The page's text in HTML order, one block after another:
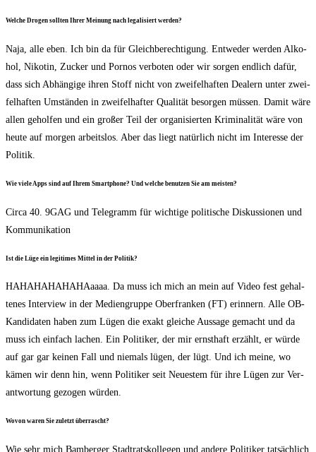
Wel­che Dro­gen soll­ten Ihrer Mei­nung nach lega­li­siert werden?
Naja, alle eben. Ich bin da für Gleich­be­rech­ti­gung. Ent­we­der wer­den Alko­
hol, Niko­tin, Zucker und Por­nos ver­bo­ten oder wir sor­gen end­lich dafür,
dass sich Abhän­gi­ge ihren Stoff nicht von zwei­fel­haf­ten Dea­lern unter zwei­
fel­haf­ten Umstän­den in zwei­fel­haf­ter Qua­li­tät besor­gen müs­sen. Damit wäre
allen gehol­fen und ein gro­ßer Teil der orga­ni­sier­ten Kri­mi­na­li­tät wäre von
heu­te auf mor­gen arbeits­los. Aber das liegt natür­lich nicht im Inter­es­se der
Politik.
Wie vie­le Apps sind auf Ihrem Smart­phone? Und wel­che benut­zen Sie am meisten?
Cir­ca 40. 9GAG und Tele­gramm für wich­ti­ge poli­ti­sche Dis­kus­sio­nen und
Kommunikation
Ist die Lüge ein legi­ti­mes Mit­tel in der Politik?
HAHA­HA­HA­HA­HAaaaa. Da muss ich mich an mein auf Video fest gehal­
te­nes Inter­view in der Medi­en­grup­pe Ober­fran­ken (FT) erin­nern. Alle OB-
Kan­di­da­ten haben zum Lügen die exakt glei­che Aus­sa­ge gemacht und da
muss ich ein­fach lachen. Ein Poli­ti­ker, der mir ernst­haft erzählt, er wür­de
auf gar gar kei­nen Fall und nie­mals lügen, der lügt. Und ich mei­ne, wo
kämen wir denn hin, wenn Poli­ti­ker seit Neu­es­tem für ihre Lügen zur Ver­
ant­wor­tung gezo­gen würden.
Wovon waren Sie zuletzt überrascht?
Wie sehr mich Bam­ber­ger Stadt­rats­kol­le­gen und ande­re Poli­ti­ker tat­säch­lich